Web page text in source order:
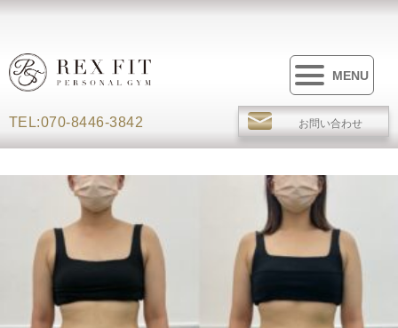
MENU
TEL:070-8446-3842 お問い合わせ